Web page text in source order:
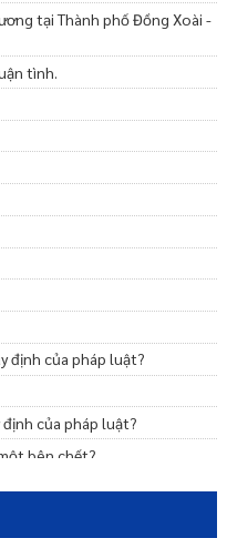
tại Thành phố Đồng Xoài -
tình.
định của pháp luật?
của pháp luật?
bên chết?